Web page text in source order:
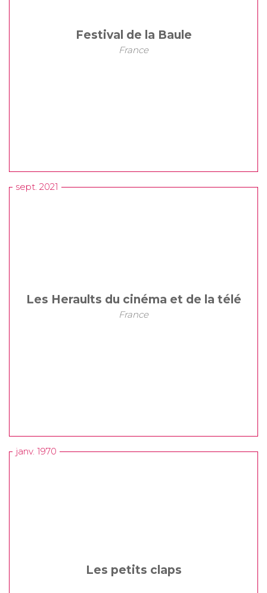
Festival de la Baule
France
sept. 2021
Les Heraults du cinéma et de la télé
France
janv. 1970
Les petits claps